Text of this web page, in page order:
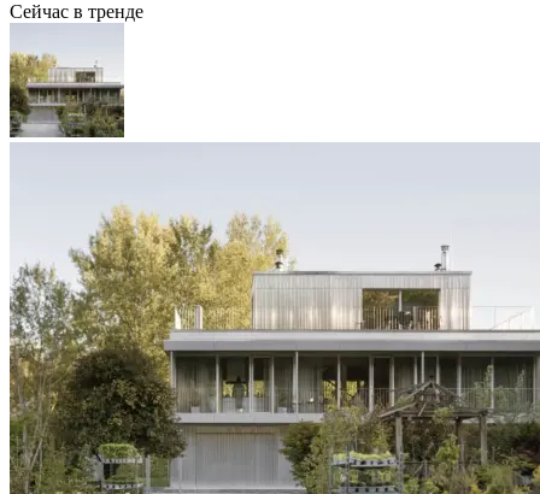
Сейчас в тренде